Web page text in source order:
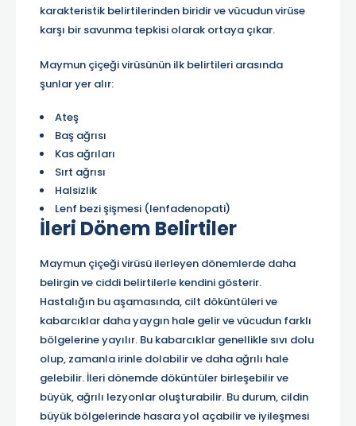
karakteristik belirtilerinden biridir ve vücudun virüse
karşı bir savunma tepkisi olarak ortaya çıkar.
Maymun çiçeği virüsünün ilk belirtileri arasında
şunlar yer alır:
Ateş
Baş ağrısı
Kas ağrıları
Sırt ağrısı
Halsizlik
Lenf bezi şişmesi (lenfadenopati)
İleri Dönem Belirtiler
Maymun çiçeği virüsü ilerleyen dönemlerde daha
belirgin ve ciddi belirtilerle kendini gösterir.
Hastalığın bu aşamasında, cilt döküntüleri ve
kabarcıklar daha yaygın hale gelir ve vücudun farklı
bölgelerine yayılır. Bu kabarcıklar genellikle sıvı dolu
olup, zamanla irinle dolabilir ve daha ağrılı hale
gelebilir. İleri dönemde döküntüler birleşebilir ve
büyük, ağrılı lezyonlar oluşturabilir. Bu durum, cildin
büyük bölgelerinde hasara yol açabilir ve iyileşmesi